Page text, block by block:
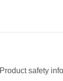
Product safety